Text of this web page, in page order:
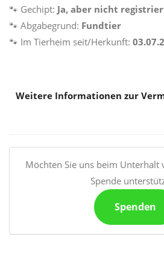
🐾 Gechipt: Ja, aber nicht
🐾 Abgabegrund: Fundtier
🐾 Im Tierheim seit/Herkunft:
Weitere Informationen zur
Möchten Sie uns beim Unterhalt
Spende
Spenden